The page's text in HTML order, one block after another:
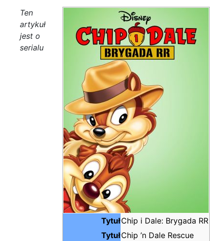
TytułChip i Dale: Brygada RR
TytułChip ’n Dale Rescue
Ten
artykuł
jest o
serialu